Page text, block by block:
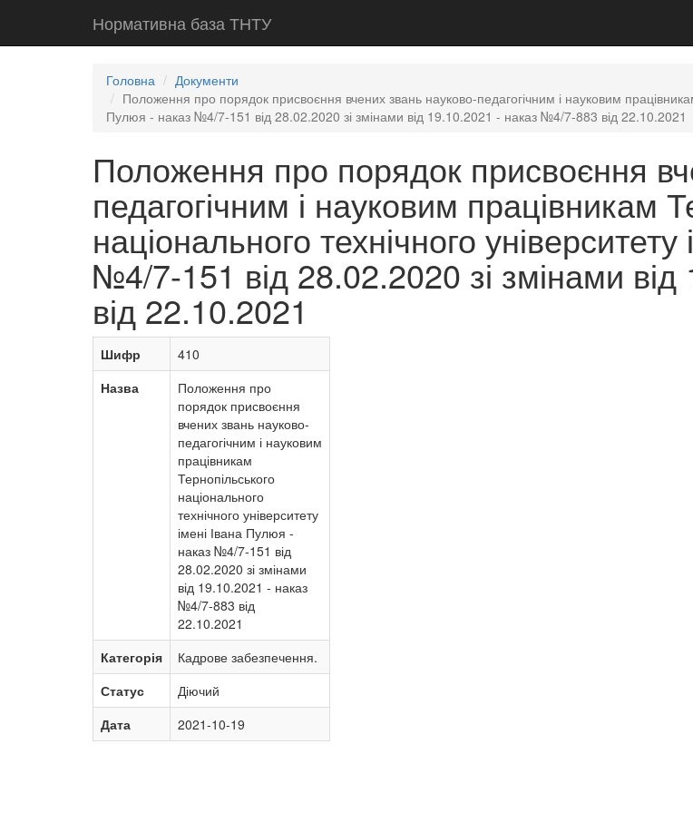
Нормативна база ТНТУ
Головна
Документи
Положення про порядок присвоєння вчених звань науково-педагогічним і науковим
Пулюя - наказ №4/7-151 від 28.02.2020 зі змінами від 19.10.2021 - наказ №4/7-883 від 22.10.2021
Положення про порядок присвоєння
педагогічним і науковим працівникам
національного технічного
№4/7-151 від 28.02.2020 зі змінами
від 22.10.2021
Шифр
410
Назва
Положення про
порядок присвоєння
вчених звань науково-
педагогічним і науковим
працівникам
Тернопільського
національного
технічного університету
імені Івана Пулюя -
наказ №4/7-151 від
28.02.2020 зі змінами
від 19.10.2021 - наказ
№4/7-883 від
22.10.2021
Категорія
Кадрове забезпечення.
Статус
Діючий
Дата
2021-10-19